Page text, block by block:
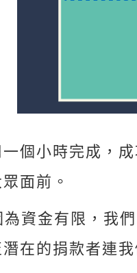
個小時完成，
面前。
資金有限，我
在的捐款者連我